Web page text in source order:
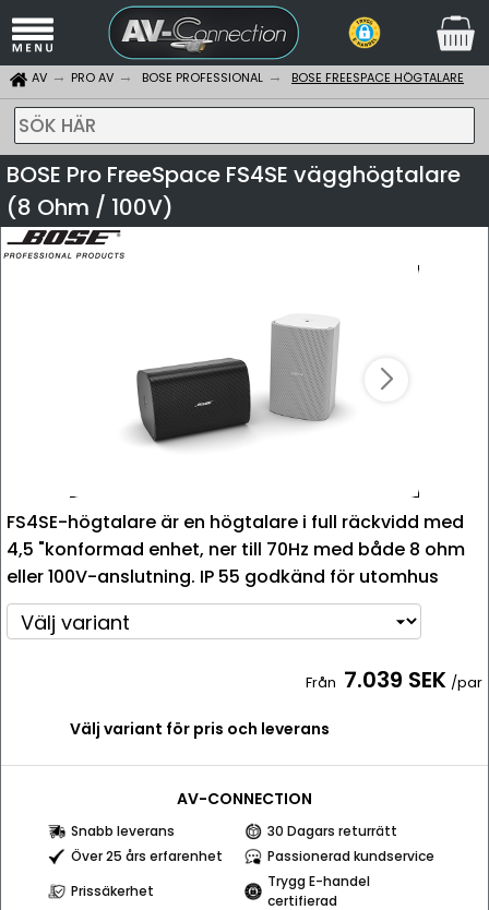
AV PRO AV BOSE PROFESSIONAL BOSE FREESPACE HÖGTALARE
SÖK HÄR
BOSE Pro FreeSpace FS4SE vägghögtalare
(8 Ohm / 100V)
FS4SE-högtalare är en högtalare i full räckvidd med
4,5 "konformad enhet, ner till 70Hz med både 8 ohm
eller 100V-anslutning. IP 55 godkänd för utomhus
Från 7.039 SEK /par
Välj variant för pris och leverans
AV-CONNECTION
Snabb leverans
30 Dagars returrätt
Över 25 års erfarenhet
Passionerad kundservice
Prissäkerhet
Trygg E-handel
certifierad